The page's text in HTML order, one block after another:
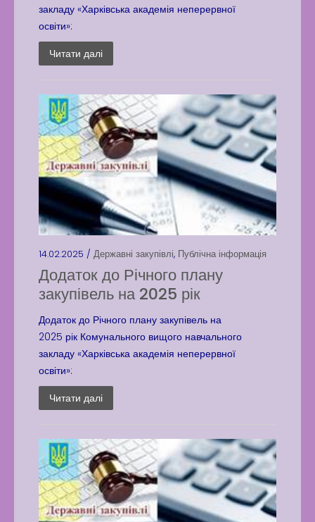
закладу «Харківська академія неперервної
освіти»:
Читати далі
14.02.2025 / Державні закупівлі, Публічна інформація
Додаток до Річного плану
закупівель на 2025 рік
Додаток до Річного плану закупівель на
2025 рік Комунального вищого навчального
закладу «Харківська академія неперервної
освіти»:
Читати далі